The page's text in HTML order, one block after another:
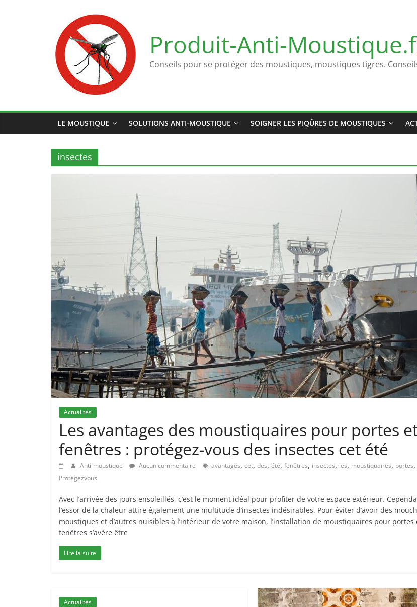
Produit-Anti-
Conseils pour se protéger des moustiques, moustiques tigres.
LE MOUSTIQUE SOLUTIONS ANTI-MOUSTIQUE SOIGNER LES PIQÛRES DE MOUSTIQUES
insectes
Actualités
Les avantages des moustiquaires pour portes
fenêtres : protégez-vous des insectes cet été
Anti-moustique Aucun commentaire avantages, cet, des, été, fenêtres, insectes, les, moustiquaires, portes,
Protégezvous
Avec l’arrivée des jours ensoleillés, c’est le moment idéal pour profiter de votre espace extérieur.
l’essor de la chaleur attire également une multitude d’insectes indésirables. Pour éviter d’avoir des
moustiques et d’autres nuisibles à l’intérieur de votre maison, l’installation de moustiquaires pour portes
fenêtres s’avère être
Lire la suite
Actualités